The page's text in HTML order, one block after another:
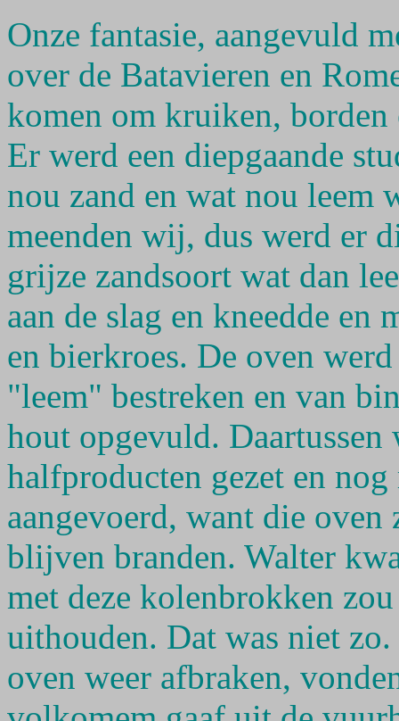
Onze fantasie, aangevuld
over de Batavieren en
komen om kruiken, borden
Er werd een diepgaande
nou zand en wat nou leem
meenden wij, dus werd er
grijze zandsoort wat dan
aan de slag en kneedde en
en bierkroes. De oven
"leem" bestreken en van
hout opgevuld.
halfproducten gezet en
aangevoerd, want die oven
blijven branden. Walter
met deze kolenbrokken
uithouden. Dat was niet
oven weer afbraken,